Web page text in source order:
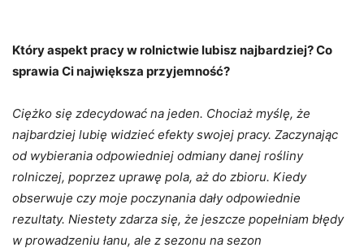
Który aspekt pracy w rolnictwie lubisz najbardziej? Co
sprawia Ci największa przyjemność?
Ciężko się zdecydować na jeden. Chociaż myślę, że
najbardziej lubię widzieć efekty swojej pracy. Zaczynając
od wybierania odpowiedniej odmiany danej rośliny
rolniczej, poprzez uprawę pola, aż do zbioru. Kiedy
obserwuje czy moje poczynania dały odpowiednie
rezultaty. Niestety zdarza się, że jeszcze popełniam błędy
w prowadzeniu łanu, ale z sezonu na sezon